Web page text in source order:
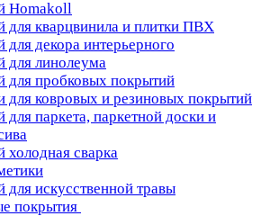
Homakoll
для кварцвинила и плитки ПВХ
для декора интерьерного
для линолеума
для пробковых покрытий
для ковровых и резиновых покрытий
для паркета, паркетной доски и
холодная сварка
для искусственной травы
покрытия